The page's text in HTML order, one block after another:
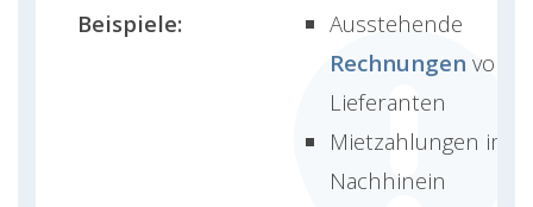
Beispiele:
Ausstehende
Rechnungen von
Lieferanten
Mietzahlungen im
Nachhinein